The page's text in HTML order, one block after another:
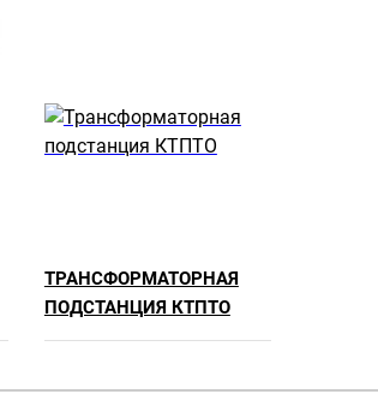
ТРАНСФОРМАТОРНАЯ
ПОДСТАНЦИЯ КТПТО